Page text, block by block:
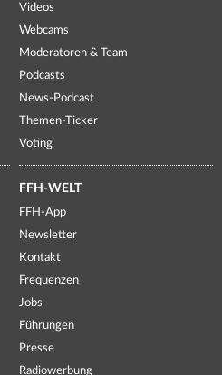
Videos
Webcams
Moderatoren & Team
Podcasts
News-Podcast
Themen-Ticker
Voting
FFH-WELT
FFH-App
Newsletter
Kontakt
Frequenzen
Jobs
Führungen
Presse
Radiowerbung